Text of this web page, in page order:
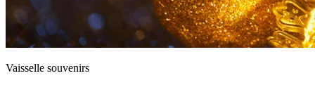
Vaisselle souvenirs